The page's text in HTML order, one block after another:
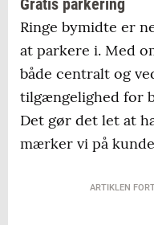
Ringe bymidte er
at parkere i. Med
både centralt og
tilgængelighed for
Det gør det let at
mærker vi på
ARTIKLEN